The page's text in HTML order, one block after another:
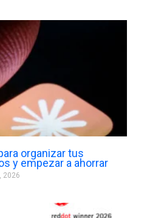
organizar tus
y empezar a ahorrar
2026